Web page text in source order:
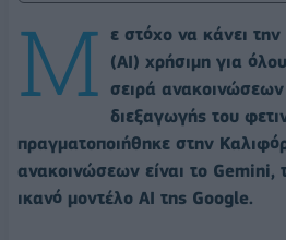
Μ
ε στόχο να κάνει
(ΑΙ) χρήσιμη για
σειρά ανακοινώσεων
διεξαγωγής του
πραγματοποιήθηκε στην
ανακοινώσεων είναι το Gemini,
ικανό μοντέλο AI της Google.